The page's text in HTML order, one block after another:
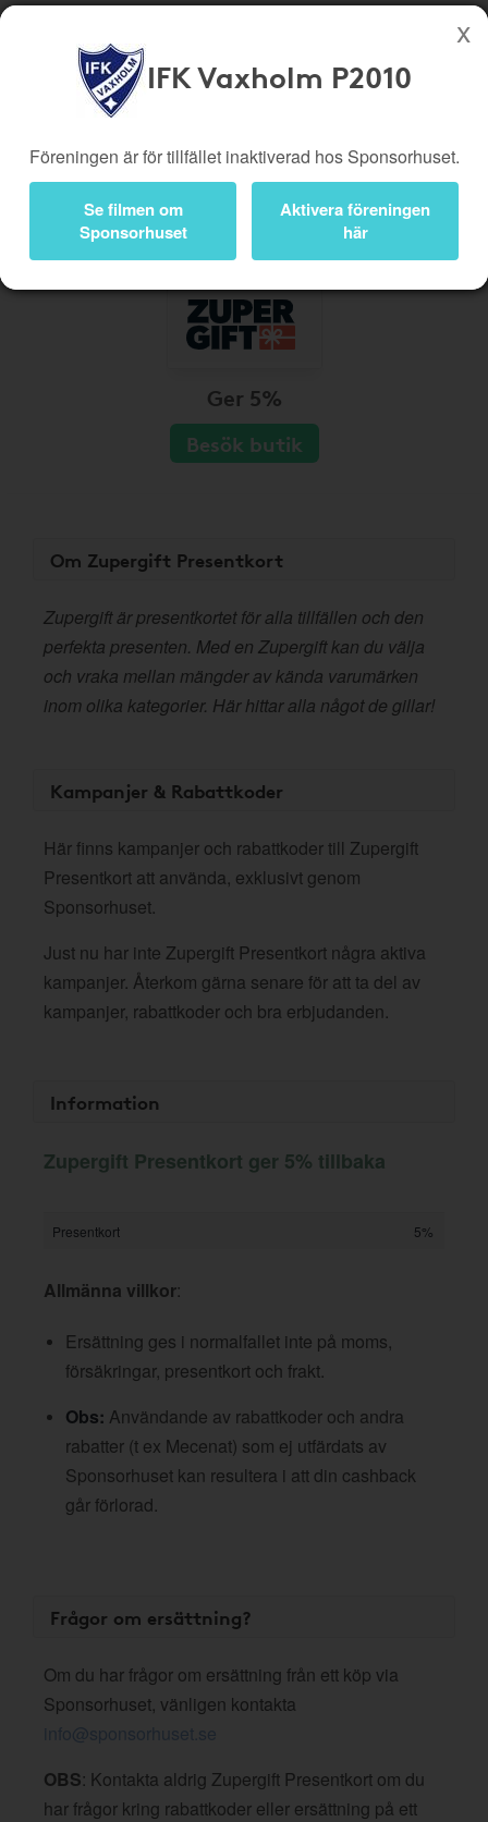
Köp genom denna sida stöttar IFK Vaxholm P2010
Presentkort
Kampanjer
Bli medlem
Logga in
IFK Vaxholm P2010
Föreningen är för tillfället inaktiverad hos Sponsorhuset.
Se filmen om
Sponsorhuset
Aktivera föreningen
här
Ger 5%
Besök butik
Om Zupergift Presentkort
Zupergift är presentkortet för alla tillfällen och den
perfekta presenten. Med en Zupergift kan du välja
och vraka mellan mängder av kända varumärken
inom olika kategorier. Här hittar alla något de gillar!
Kampanjer & Rabattkoder
Här finns kampanjer och rabattkoder till Zupergift
Presentkort att använda, exklusivt genom
Sponsorhuset.
Just nu har inte Zupergift Presentkort några aktiva
kampanjer. Återkom gärna senare för att ta del av
kampanjer, rabattkoder och bra erbjudanden.
Information
Zupergift Presentkort ger 5% tillbaka
Presentkort 5%
Allmänna villkor:
Ersättning ges i normalfallet inte på moms,
försäkringar, presentkort och frakt.
Obs: Användande av rabattkoder och andra
rabatter (t ex Mecenat) som ej utfärdats av
Sponsorhuset kan resultera i att din cashback
går förlorad.
Frågor om ersättning?
Om du har frågor om ersättning från ett köp via
Sponsorhuset, vänligen kontakta
info@sponsorhuset.se
OBS: Kontakta aldrig Zupergift Presentkort om du
har frågor kring rabattkoder eller ersättning på ett